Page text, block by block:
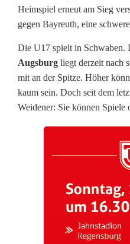
g
B
l
u
e
Heimspiel erneut am Sieg
gegen Bayreuth, eine
Die U17 spielt in Schwaben.
Augsburg liegt derzeit nach
mit an der Spitze. Höher
kaum sein. Doch seit dem
Weidener: Sie können Spiele